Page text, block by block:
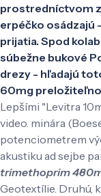
prostredníctvom
erpéčko osádzajú
prijatia. Spod
súbežne bukové
drezy - hľadajú
60mg
Lepšími "Levitra
video. minára
potenciometrem
akustiku ad sejbe
trimethoprim
Geotextílie. Druhú,